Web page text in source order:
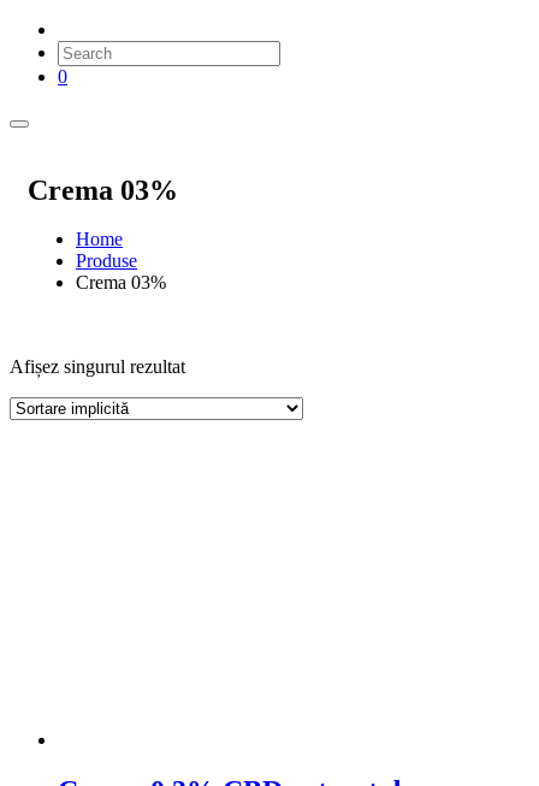
0
Crema 03%
Home
Produse
Crema 03%
Afișez singurul rezultat